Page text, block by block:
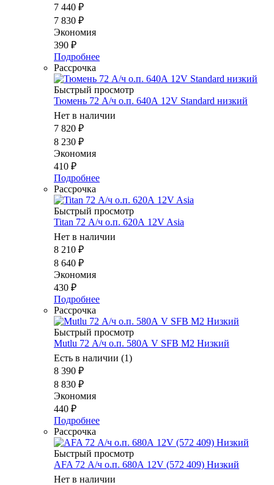
7 440 ₽
7 830 ₽
Экономия
390 ₽
Подробнее
Рассрочка
Быстрый просмотр
Тюмень 72 А/ч о.п. 640А 12V Standard низкий
Нет в наличии
7 820 ₽
8 230 ₽
Экономия
410 ₽
Подробнее
Рассрочка
Быстрый просмотр
Titan 72 А/ч о.п. 620А 12V Asia
Нет в наличии
8 210 ₽
8 640 ₽
Экономия
430 ₽
Подробнее
Рассрочка
Быстрый просмотр
Mutlu 72 А/ч о.п. 580А V SFB M2 Низкий
Есть в наличии (1)
8 390 ₽
8 830 ₽
Экономия
440 ₽
Подробнее
Рассрочка
Быстрый просмотр
AFA 72 А/ч о.п. 680А 12V (572 409) Низкий
Нет в наличии